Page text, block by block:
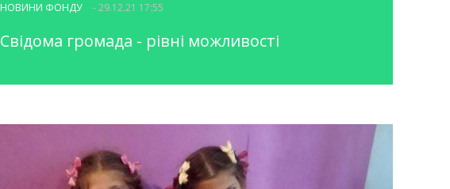
НОВИНИ ФОНДУ - 29.12.21 17:55
Свідома громада - рівні можливості